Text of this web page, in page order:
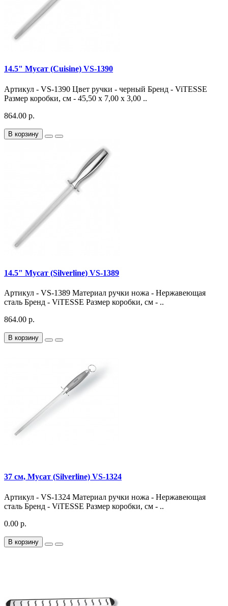
14.5" Мусат (Cuisine) VS-1390
Артикул - VS-1390 Цвет ручки - черный Бренд - ViTESSE
Размер коробки, см - 45,50 х 7,00 х 3,00 ..
864.00 р.
В корзину
14.5" Мусат (Silverline) VS-1389
Артикул - VS-1389 Материал ручки ножа - Нержавеющая
сталь Бренд - ViTESSE Размер коробки, см - ..
864.00 р.
В корзину
37 см, Мусат (Silverline) VS-1324
Артикул - VS-1324 Материал ручки ножа - Нержавеющая
сталь Бренд - ViTESSE Размер коробки, см - ..
0.00 р.
В корзину